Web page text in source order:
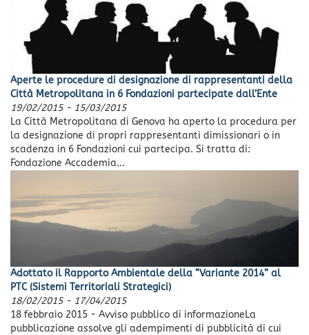
Aperte le procedure di designazione di rappresentanti della
Città Metropolitana in 6 Fondazioni partecipate dall’Ente
19/02/2015- 15/03/2015
La Città Metropolitana di Genova ha aperto la procedura per
la designazione di propri rappresentanti dimissionari o in
scadenza in 6 Fondazioni cui partecipa. Si tratta di:
Fondazione Accademia...
Adottato il Rapporto Ambientale della “Variante 2014” al
PTC (Sistemi Territoriali Strategici)
18/02/2015- 17/04/2015
18 febbraio 2015 - Avviso pubblico di informazioneLa
pubblicazione assolve gli adempimenti di pubblicità di cui